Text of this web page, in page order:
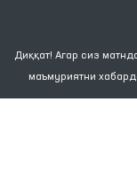
Диққат! Агар сиз
маъмуриятни